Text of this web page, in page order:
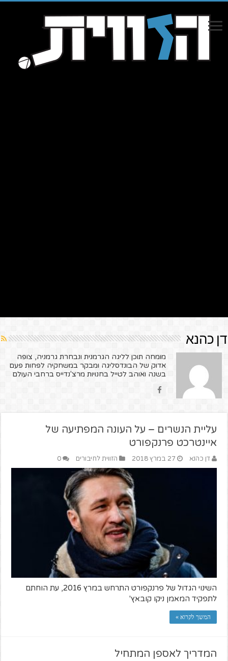
דן כהנא
מומחה תוכן לליגה הגרמנית ונבחרת גרמניה, צופה
אדוק של הבונדסליגה ומבקר במשחקיה לפחות פעם
בשנה ואוהב לטייל בחנויות מרצ'נדייס ברחבי העולם
עליית הנשרים – על העונה המפתיעה של
איינטרכט פרנקפורט
דן כהנא 27 במרץ 2018 הזווית לחיבורים 0
השינוי הגדול של פרנקפורט התרחש במרץ 2016, עת הוחתם
לתפקיד המאמן ניקו קובאץ'
המשך לקרוא »
המדריך לאספן המתחיל